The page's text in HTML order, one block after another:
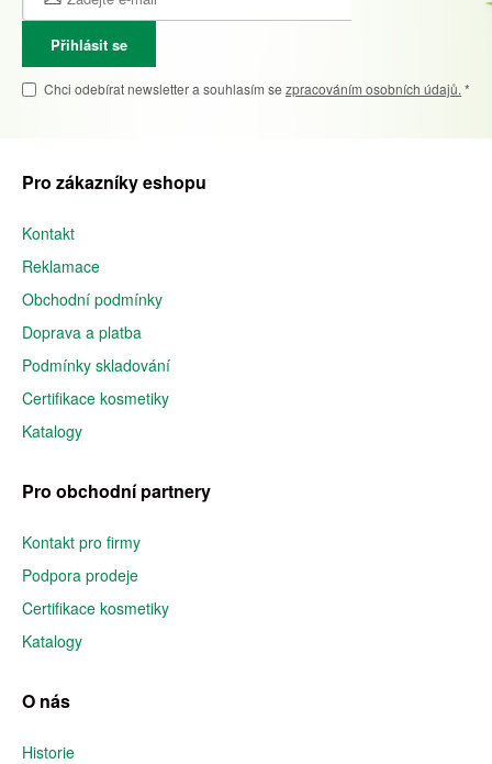
Přihlásit se
Chci odebírat newsletter a souhlasím se zpracováním osobních údajů. *
Pro zákazníky eshopu
Kontakt
Reklamace
Obchodní podmínky
Doprava a platba
Podmínky skladování
Certifikace kosmetiky
Katalogy
Pro obchodní partnery
Kontakt pro firmy
Podpora prodeje
Certifikace kosmetiky
Katalogy
O nás
Historie